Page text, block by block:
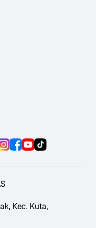
напишите нам — мы
Kec. Kuta,